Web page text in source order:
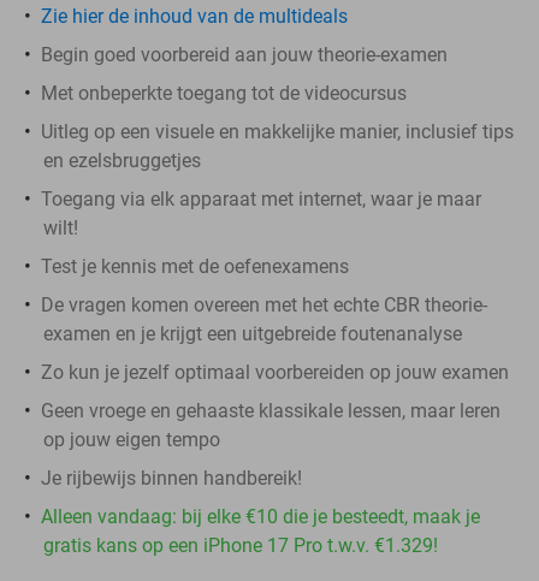
Zie hier de inhoud van de multideals
Begin goed voorbereid aan jouw theorie-examen
Met onbeperkte toegang tot de videocursus
Uitleg op een visuele en makkelijke manier, inclusief tips
en ezelsbruggetjes
Toegang via elk apparaat met internet, waar je maar
wilt!
Test je kennis met de oefenexamens
De vragen komen overeen met het echte CBR theorie-
examen en je krijgt een uitgebreide foutenanalyse
Zo kun je jezelf optimaal voorbereiden op jouw examen
Geen vroege en gehaaste klassikale lessen, maar leren
op jouw eigen tempo
Je rijbewijs binnen handbereik!
Alleen vandaag: bij elke €10 die je besteedt, maak je
gratis kans op een iPhone 17 Pro t.w.v. €1.329!